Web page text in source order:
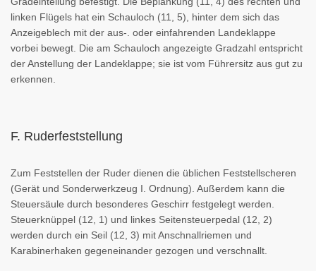
linken Flügels hat ein Schauloch (11, 5), hinter dem sich das
Anzeigeblech mit der aus-. oder einfahrenden Landeklappe
vorbei bewegt. Die am Schauloch angezeigte Gradzahl entspricht
der Anstellung der Landeklappe; sie ist vom Führersitz aus gut zu
erkennen.
F. Ruderfeststellung
Zum Feststellen der Ruder dienen die üblichen Feststellscheren
(Gerät und Sonderwerkzeug I. Ordnung). Außerdem kann die
Steuersäule durch besonderes Geschirr festgelegt werden.
Steuerknüppel (12, 1) und linkes Seitensteuerpedal (12, 2)
werden durch ein Seil (12, 3) mit Anschnallriemen und
Karabinerhaken gegeneinander gezogen und verschnallt.